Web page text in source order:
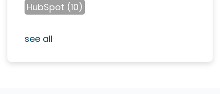
HubSpot (10)
see all